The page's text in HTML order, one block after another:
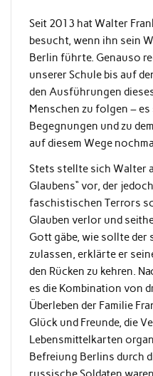
Seit 2013 hat Walter
besucht, wenn ihn sein
Berlin führte. Genauso
unserer Schule bis auf
den Ausführungen
Menschen zu folgen –
Begegnungen und zu
auf diesem Wege
Stets stellte sich Walter
Glaubens“ vor, der
faschistischen Terrors
Glauben verlor und
Gott gäbe, wie sollte der
zulassen, erklärte er
den Rücken zu kehren.
es die Kombination von
Überleben der Familie
Glück und Freunde, die
Lebensmittelkarten
Befreiung Berlins durch